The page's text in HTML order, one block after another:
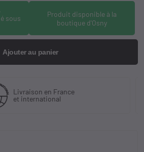
sous
Produit disponible à la
boutique d'Osny
Ajouter au panier
Livraison en France
et international